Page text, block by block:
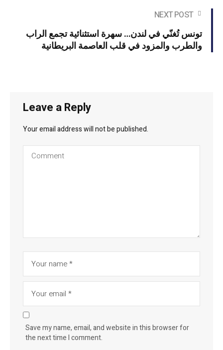
NEXT POST
تونس تُغنّي في لندن… سهرة استثنائية تجمع الراب
والطرب والمزود في قلب العاصمة البريطانية
Leave a Reply
Your email address will not be published.
Save my name, email, and website in this browser for
the next time I comment.